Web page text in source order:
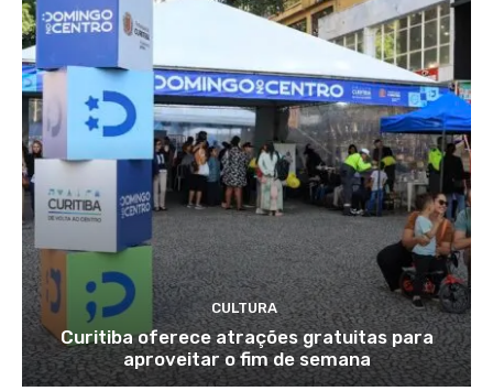
CULTURA
Curitiba oferece atrações gratuitas para
aproveitar o fim de semana